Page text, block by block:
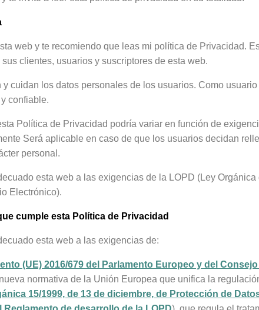
web y te recomiendo que leas mi política de Privacidad.
clientes, usuarios y suscriptores de esta web.
y cuidan los datos personales de los usuarios. Como
confiable.
Política de Privacidad podría variar en función de
Será aplicable en caso de que los usuarios decidan
personal.
esta web a las exigencias de la LOPD (Ley
Electrónico).
cumple esta Política de Privacidad
esta web a las exigencias de:
(UE) 2016/679 del Parlamento Europeo y del
normativa de la Unión Europea que unifica la
15/1999, de 13 de diciembre, de Protección de